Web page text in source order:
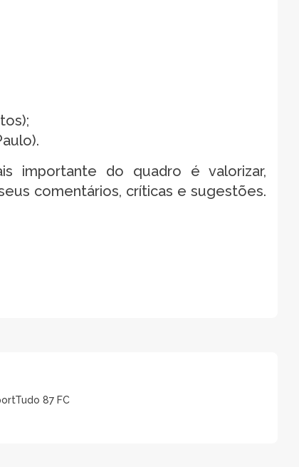
importante do quadro é valorizar,
comentários, críticas e sugestões.
87 FC